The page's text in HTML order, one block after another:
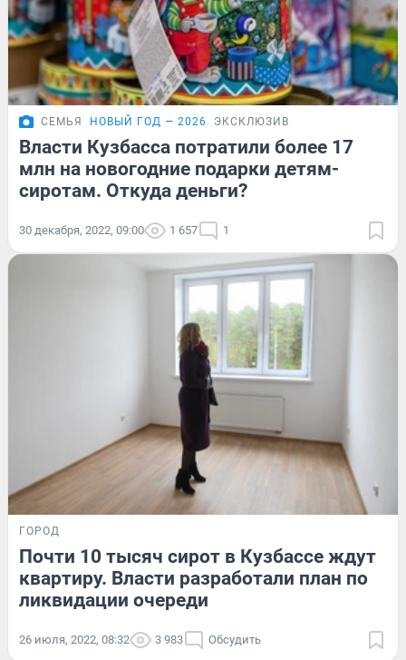
СЕМЬЯ НОВЫЙ ГОД — 2026 ЭКСКЛЮЗИВ
Власти Кузбасса потратили более 17
млн на новогодние подарки детям-
сиротам. Откуда деньги?
30 декабря, 2022, 09:00 1 657 1
ГОРОД
Почти 10 тысяч сирот в Кузбассе ждут
квартиру. Власти разработали план по
ликвидации очереди
26 июля, 2022, 08:32 3 983 Обсудить